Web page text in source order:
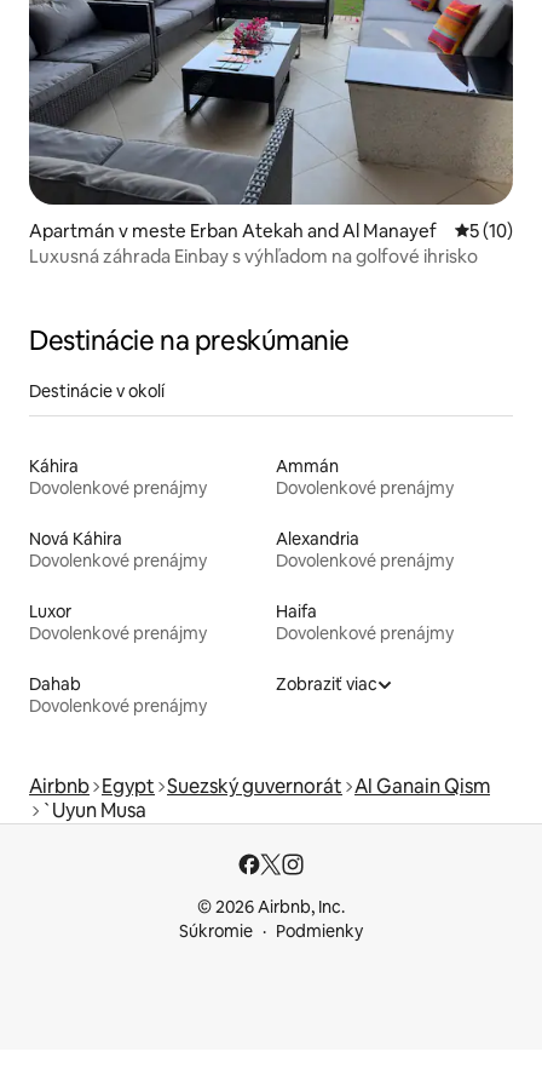
Apartmán v meste Erban Atekah and Al Manayef
5 (10)
Luxusná záhrada Einbay s výhľadom na golfové ihrisko
Destinácie na preskúmanie
Destinácie v okolí
Káhira
Dovolenkové prenájmy
Ammán
Dovolenkové prenájmy
Nová Káhira
Dovolenkové prenájmy
Alexandria
Dovolenkové prenájmy
Luxor
Dovolenkové prenájmy
Haifa
Dovolenkové prenájmy
Dahab
Dovolenkové prenájmy
Zobraziť viac
Airbnb Egypt Suezský guvernorát Al Ganain Qism
`Uyun Musa
© 2026 Airbnb, Inc.
Súkromie
Podmienky